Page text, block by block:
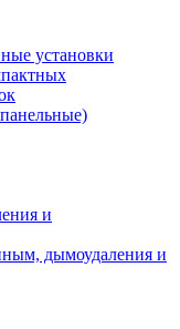
установки
и
дымоудаления и